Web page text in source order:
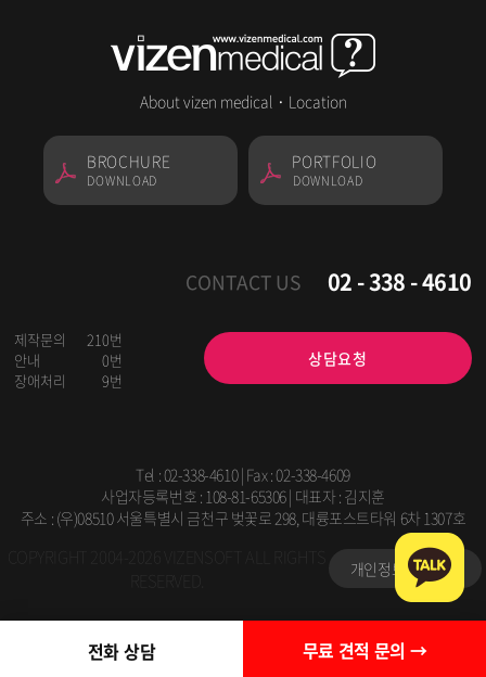
About vizen medical · Location
BROCHURE
DOWNLOAD
PORTFOLIO
DOWNLOAD
CONTACT US
제작문의
210번
안내
0번
장애처리
9번
02 - 338 - 4610
상담요청
Tel :02-338-4610| Fax : 02-338-4609
사업자등록번호 : 108-81-65306 | 대표자 : 김지훈
주소 : (우)08510 서울특별시 금천구 벚꽃로 298, 대륭포스트타워 6차 1307호
개인정보처리방침
전화 상담 무료 견적 문의 →